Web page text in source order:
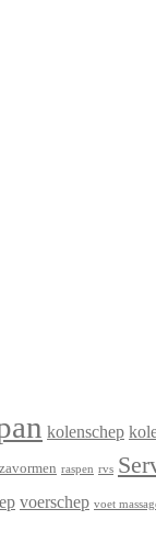
kolenschep
raspen rvs
voerschep voet